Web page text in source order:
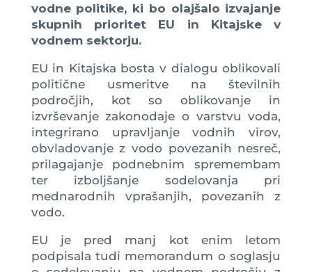
vodne politike, ki bo olajšalo izvajanje
skupnih prioritet EU in Kitajske v
vodnem sektorju.
EU in Kitajska bosta v dialogu oblikovali
politične usmeritve na številnih
področjih, kot so oblikovanje in
izvrševanje zakonodaje o varstvu voda,
integrirano upravljanje vodnih virov,
obvladovanje z vodo povezanih nesreč,
prilagajanje podnebnim spremembam
ter izboljšanje sodelovanja pri
mednarodnih vprašanjih, povezanih z
vodo.
EU je pred manj kot enim letom
podpisala tudi memorandum o soglasju